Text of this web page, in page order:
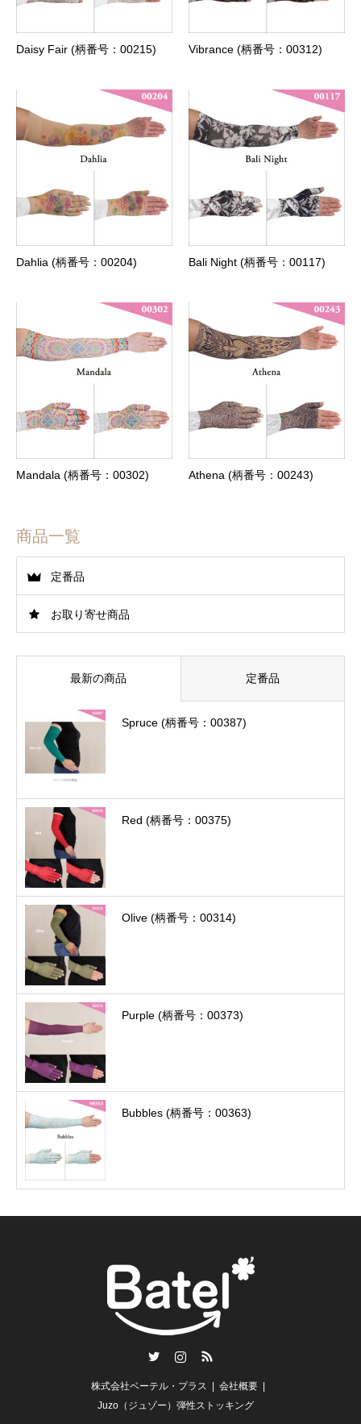
Daisy Fair (柄番号：00215) Vibrance (柄番号：00312)
Dahlia (柄番号：00204) Bali Night (柄番号：00117)
Mandala (柄番号：00302) Athena (柄番号：00243)
商品一覧
定番品
お取り寄せ商品
最新の商品 定番品
Spruce (柄番号：00387)
Red (柄番号：00375)
Olive (柄番号：00314)
Purple (柄番号：00373)
Bubbles (柄番号：00363)
株式会社ベーテル・プラス
会社概要
Juzo（ジュゾー）弾性ストッキング